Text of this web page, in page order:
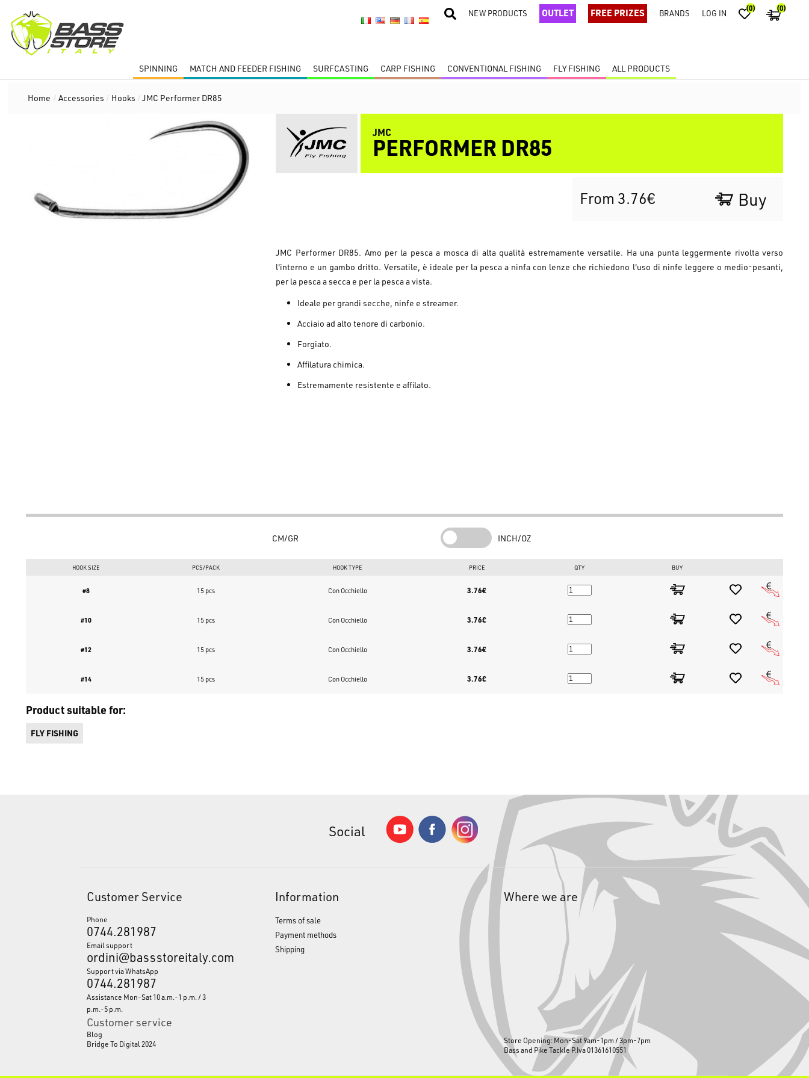
NEW PRODUCTS OUTLET FREE PRIZES BRANDS LOG IN (0) (0)
SPINNING MATCH AND FEEDER FISHING SURFCASTING CARP FISHING CONVENTIONAL FISHING FLY FISHING ALL PRODUCTS
Home / Accessories / Hooks /JMC Performer DR85
JMC
PERFORMER DR85
From 3.76€ Buy
JMC Performer DR85. Amo per la pesca a mosca di alta qualità estremamente versatile. Ha una punta leggermente rivolta verso
l'interno e un gambo dritto. Versatile, è ideale per la pesca a ninfa con lenze che richiedono l'uso di ninfe leggere o medio-pesanti,
per la pesca a secca e per la pesca a vista.
Ideale per grandi secche, ninfe e streamer.
Acciaio ad alto tenore di carbonio.
Forgiato.
Affilatura chimica.
Estremamente resistente e affilato.
CM/GR INCH/OZ
HOOK SIZE PCS/PACK HOOK TYPE PRICE QTY BUY
#8 15 pcs Con Occhiello 3.76€
#10 15 pcs Con Occhiello 3.76€
#12 15 pcs Con Occhiello 3.76€
#14 15 pcs Con Occhiello 3.76€
Product suitable for:
FLY FISHING
Social
Customer Service
Phone
0744.281987
Email support
ordini@bassstoreitaly.com
Support via WhatsApp
0744.281987
Assistance Mon-Sat 10 a.m.-1 p.m. / 3
p.m.-5 p.m.
Customer service
Blog
Bridge To Digital 2024
Information
Terms of sale
Payment methods
Shipping
Where we are
Store Opening: Mon-Sat 9am-1pm / 3pm-7pm
Bass and Pike Tackle P.Iva 01361610551